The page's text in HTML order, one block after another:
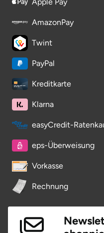
AmazonPay
Twint
PayPal
Kreditkarte
Klarna
easyCredit-
eps-Überweisung
Vorkasse
Rechnung